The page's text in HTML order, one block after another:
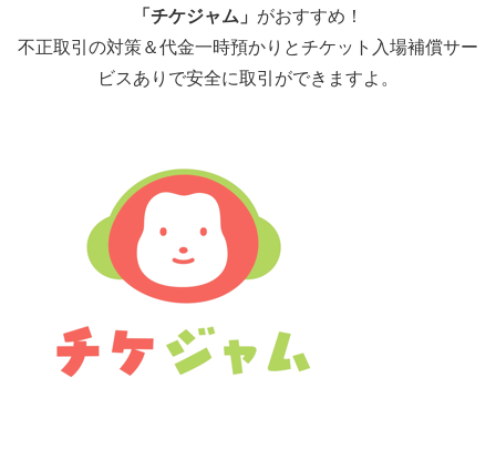
「チケジャム」 がおすすめ！
不正取引の対策＆代金一時預かりとチケット入場補償サー
ビスありで安全に取引ができますよ。